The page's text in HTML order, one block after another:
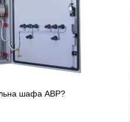
шафа АВР?